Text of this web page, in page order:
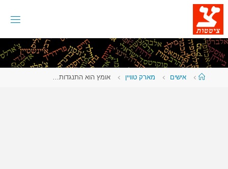
דלגו
לתוכן
עמודאישים מארק טוויין אומץ הוא התנגדות…